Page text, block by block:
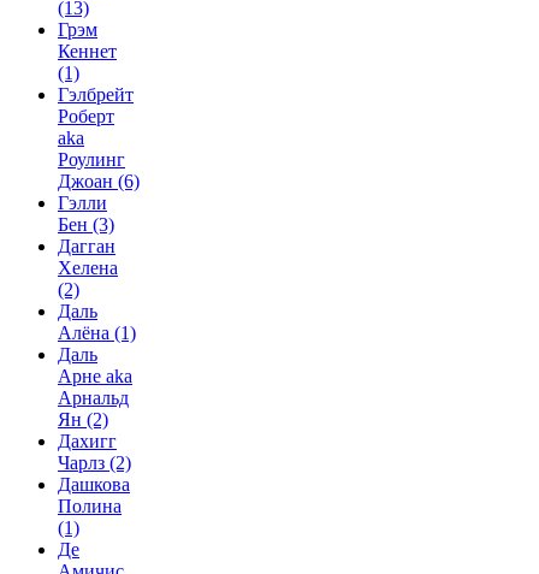
(13)
Грэм
Кеннет
(1)
Гэлбрейт
Роберт
aka
Роулинг
Джоан (6)
Гэлли
Бен (3)
Дагган
Хелена
(2)
Даль
Алёна (1)
Даль
Арне aka
Арнальд
Ян (2)
Дахигг
Чарлз (2)
Дашкова
Полина
(1)
Де